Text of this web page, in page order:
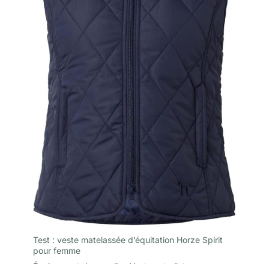
Test : veste matelassée d’équitation Horze Spirit
pour femme